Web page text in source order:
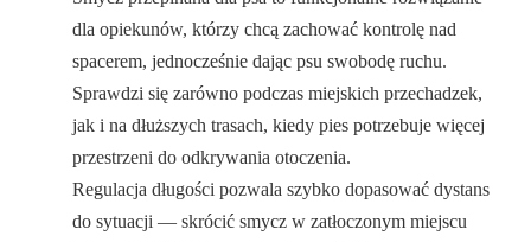
dla opiekunów, którzy chcą zachować kontrolę nad
spacerem, jednocześnie dając psu swobodę ruchu.
Sprawdzi się zarówno podczas miejskich przechadzek,
jak i na dłuższych trasach, kiedy pies potrzebuje więcej
przestrzeni do odkrywania otoczenia.
Regulacja długości pozwala szybko dopasować dystans
do sytuacji — skrócić smycz w zatłoczonym miejscu